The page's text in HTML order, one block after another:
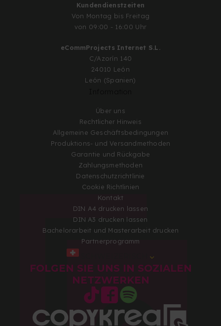
Kundendienstzeiten
Von Montag bis Freitag
von 09:00 - 16:00 Uhr
eCommProjects Internet S.L.
C/Azorín 140
24010 León
León (Spanien)
Über uns
Rechtlicher Hinweis
Allgemeine Geschäftsbedingungen
Produktions- und Versandmethoden
Garantie und Rückgabe
Zahlungsmethoden
Datenschutzrichtlinie
Cookie Richtlinien
Kontakt
DIN A4 drucken lassen
DIN A3 drucken lassen
Bachelorarbeit und Masterarbeit drucken
Partnerprogramm
FOLGEN SIE UNS IN SOZIALEN
NETZWERKEN